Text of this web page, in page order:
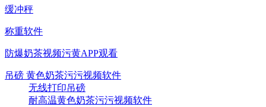
缓冲秤
称重软件
防爆奶茶视频污黄APP观看
吊磅 黄色奶茶污污视频软件
无线打印吊磅
耐高温黄色奶茶污污视频软件